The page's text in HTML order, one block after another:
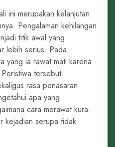
ini merupakan kelanjutan
Pengalaman kehilangan
titik awal yang
lebih serius. Pada
yang ia rawat mati karena
tersebut
rasa penasaran
apa yang
cara merawat kura-
kejadian serupa tidak